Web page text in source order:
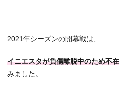
2021年シーズンの開幕戦は、
イニエスタが負傷離脱中のため不在
みました。